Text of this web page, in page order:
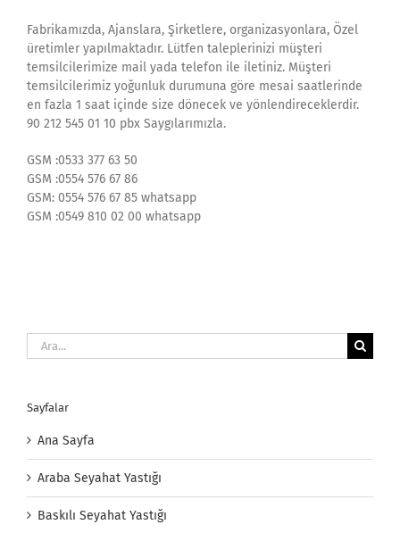
Fabrikamızda, Ajanslara, Şirketlere, organizasyonlara, Özel
üretimler yapılmaktadır. Lütfen taleplerinizi müşteri
temsilcilerimize mail yada telefon ile iletiniz. Müşteri
temsilcilerimiz yoğunluk durumuna göre mesai saatlerinde
en fazla 1 saat içinde size dönecek ve yönlendireceklerdir.
90 212 545 01 10 pbx Saygılarımızla.
GSM :0533 377 63 50
GSM :0554 576 67 86
GSM: 0554 576 67 85 whatsapp
GSM :0549 810 02 00 whatsapp
Ara:
Sayfalar
Ana Sayfa
Araba Seyahat Yastığı
Baskılı Seyahat Yastığı